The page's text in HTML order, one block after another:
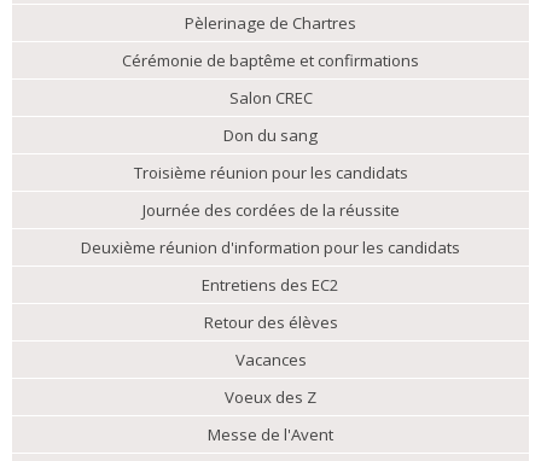
Pèlerinage de Chartres
Cérémonie de baptême et confirmations
Salon CREC
Don du sang
Troisième réunion pour les candidats
Journée des cordées de la réussite
Deuxième réunion d'information pour les candidats
Entretiens des EC2
Retour des élèves
Vacances
Voeux des Z
Messe de l'Avent